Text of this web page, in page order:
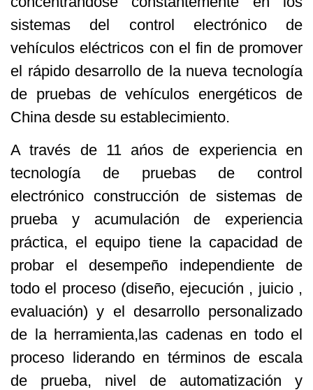
sistemas del control electrónico de
vehículos eléctricos con el fin de promover
el rápido desarrollo de la nueva tecnología
de pruebas de vehículos energéticos de
China desde su establecimiento.
A través de 11 ańos de experiencia en
tecnología de pruebas de control
electrónico construcción de sistemas de
prueba y acumulación de experiencia
práctica, el equipo tiene la capacidad de
probar el desempeño independiente de
todo el proceso (diseño, ejecución , juicio ,
evaluación) y el desarrollo personalizado
de la herramienta,las cadenas en todo el
proceso liderando en términos de escala
de prueba, nivel de automatización y